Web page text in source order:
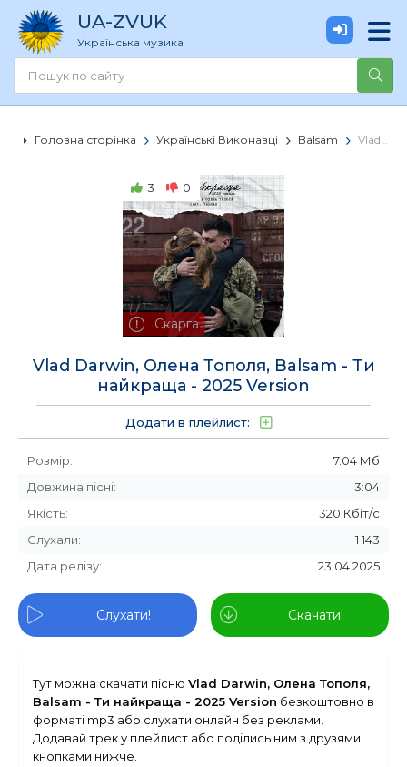
UA-ZVUK
Українська музика
Головна сторінка Українські Виконавці Balsam Vlad Darwin, Олена Тополя, Balsam - Ти найкраща - 2025 Version
3 0
Скарга
Vlad Darwin, Олена Тополя, Balsam - Ти
найкраща - 2025 Version
Додати в плейлист:
Розмір:
7.04 Мб
Довжина пісні:
3:04
Якість:
320 Кбіт/с
Слухали:
1 143
Дата релізу:
23.04.2025
Слухати! Скачати!
Тут можна скачати пісню Vlad Darwin, Олена Тополя,
Balsam - Ти найкраща - 2025 Version безкоштовно в
форматі mp3 або слухати онлайн без реклами.
Додавай трек у плейлист або поділись ним з друзями
кнопками нижче.